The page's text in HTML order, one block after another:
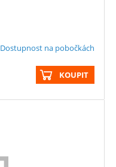
Dostupnost na pobočkách
KOUPIT